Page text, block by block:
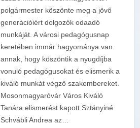
polgármester köszönte meg a jövő
generációiért dolgozók odaadó
munkáját. A városi pedagógusnap
keretében immár hagyománya van
annak, hogy köszöntik a nyugdíjba
vonuló pedagógusokat és elismerik a
kiváló munkát végző szakembereket.
Mosonmagyaróvár Város Kiváló
Tanára elismerést kapott Sztányiné
Schvábli Andrea az…